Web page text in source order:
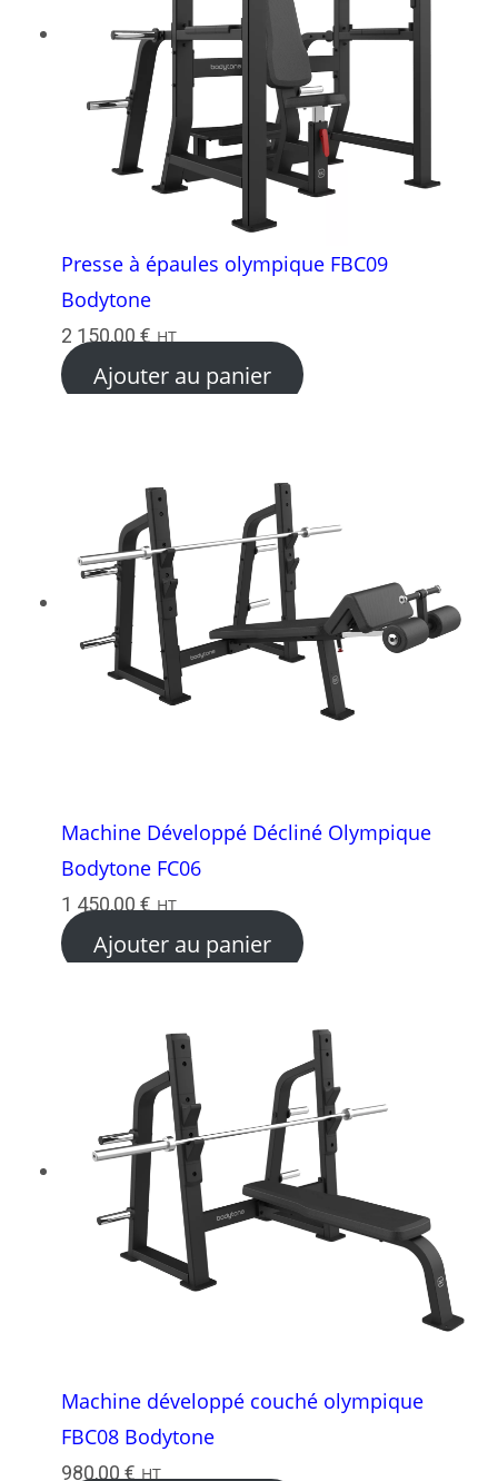
Presse à épaules olympique FBC09
Bodytone
2 150,00 € HT
Ajouter au panier
Machine Développé Décliné Olympique
Bodytone FC06
1 450,00 € HT
Ajouter au panier
Machine développé couché olympique
FBC08 Bodytone
980,00 € HT